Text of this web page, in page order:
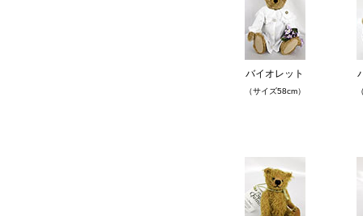
バイオレット
（サイズ58cm）